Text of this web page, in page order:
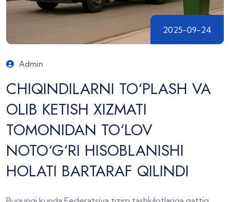
2025-09-24
Admin
CHIQINDILARNI TO‘PLASH VA
OLIB KETISH XIZMATI
TOMONIDAN TO‘LOV
NOTO‘G‘RI HISOBLANISHI
HOLATI BARTARAF QILINDI